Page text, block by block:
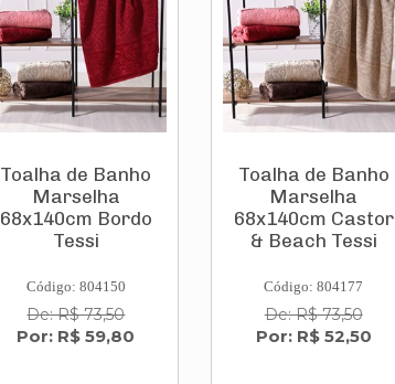
Toalha de Banho
Marselha
68x140cm Bordo
Tessi
Código: 804150
De: R$ 73,50
Por: R$ 59,80
Toalha de Banho
Marselha
68x140cm Castor
& Beach Tessi
Código: 804177
De: R$ 73,50
Por: R$ 52,50